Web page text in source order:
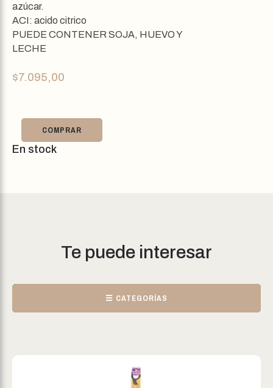
azúcar.
ACI: acido citrico
PUEDE CONTENER SOJA, HUEVO Y
LECHE
$7.095,00
COMPRAR
En stock
Te puede interesar
☰ CATEGORÍAS